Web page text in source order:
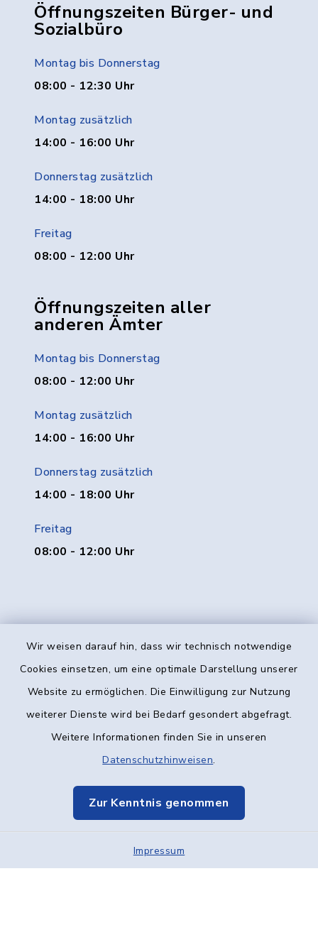
Wir weisen darauf hin, dass wir technisch notwendige
Cookies einsetzen, um eine optimale Darstellung unserer
Website zu ermöglichen. Die Einwilligung zur Nutzung
weiterer Dienste wird bei Bedarf gesondert abgefragt.
Weitere Informationen finden Sie in unseren
Datenschutzhinweisen.
Zur Kenntnis genommen
Impressum
Öffnungszeiten Bürger- und
Sozialbüro
Montag bis Donnerstag
08:00 - 12:30 Uhr
Montag zusätzlich
14:00 - 16:00 Uhr
Donnerstag zusätzlich
14:00 - 18:00 Uhr
Freitag
08:00 - 12:00 Uhr
Öffnungszeiten aller
anderen Ämter
Montag bis Donnerstag
08:00 - 12:00 Uhr
Montag zusätzlich
14:00 - 16:00 Uhr
Donnerstag zusätzlich
14:00 - 18:00 Uhr
Freitag
08:00 - 12:00 Uhr
Kontakt
Datenschutz
Elektronische Kommunikation
Sitemap